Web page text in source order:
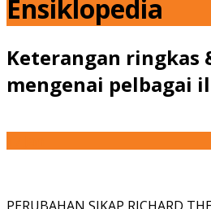
Ensiklopedia
Keterangan ringkas
mengenai pelbagai